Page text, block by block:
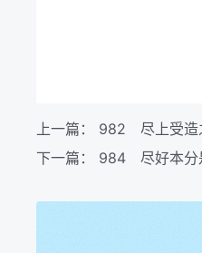
上一篇： 982 尽上受造
下一篇： 984 尽好本分